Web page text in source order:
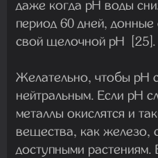
даже когда pH воды
период 60 дней,
свой щелочной pH [25].
Желательно, чтобы pH
нейтральным. Если pH
металлы окислятся и
вещества, как железо,
доступными